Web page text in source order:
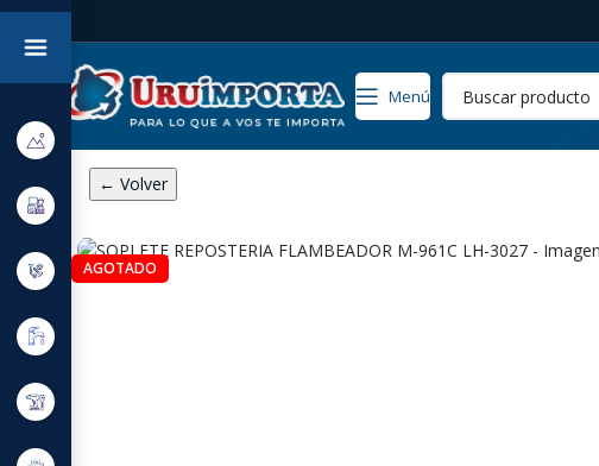
Menú
← Volver
AGOTADO